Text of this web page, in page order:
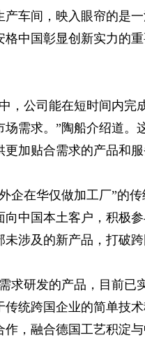
产车间，映入眼帘的是
格中国彰显创新实力的
，公司能在短时间内
需求。”陶船介绍道
更加贴合需求的产品和
企在华仅做加工厂”的
向中国本土客户，积极
未涉及的新产品，打破
求研发的产品，目前
传统跨国企业的简单技
作，融合德国工艺积淀